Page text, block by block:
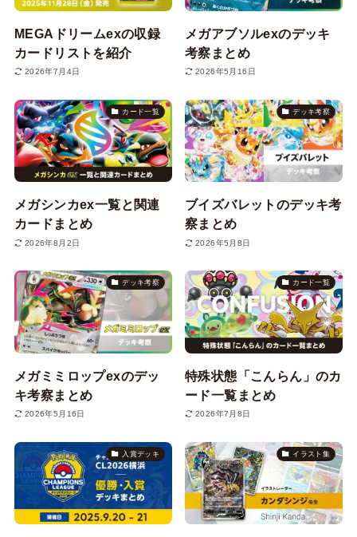
MEGAドリームexの収録
カードリストを紹介
2026年7月4日
メガアブソルexのデッキ
考察まとめ
2026年5月16日
カード一覧
メガシンカex一覧と関連
カードまとめ
2026年8月2日
デッキ考察
ブイズバレットのデッキ考
察まとめ
2026年5月8日
デッキ考察
メガミミロップexのデッ
キ考察まとめ
2026年5月16日
カード一覧
特殊状態「こんらん」のカ
ード一覧まとめ
2026年7月8日
入賞デッキ イラスト集